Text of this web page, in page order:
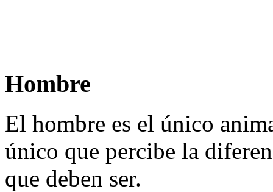
Hombre
El hombre es el único
único que percibe la
que deben ser.